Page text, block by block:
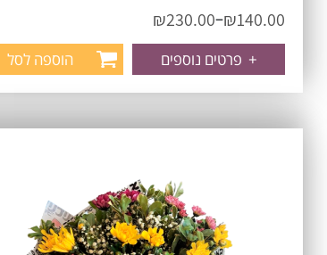
₪140.00
–
₪230.00
+ פרטים נוספים הוספה לסל